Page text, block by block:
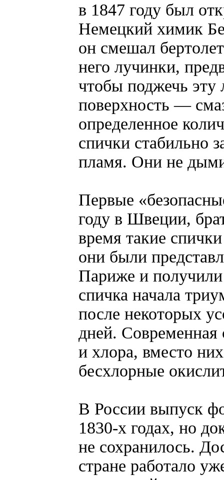
в 1847 году был
Немецкий химик
он смешал
него лучинки,
чтобы поджечь эту
поверхность —
определенное
спички стабильно
пламя. Они не
Первые
году в Швеции,
время такие
они были
Париже и
спичка начала
после некоторых
дней. Современная
и хлора, вместо
бесхлорные
В России выпуск
1830-х годах, но
не сохранилось.
стране работало